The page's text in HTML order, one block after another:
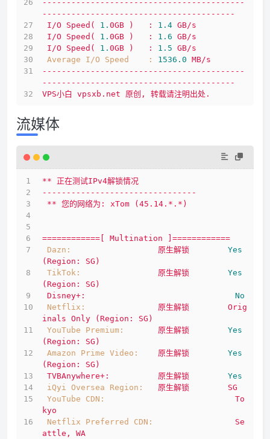
------------------------------------------
----------------------------------------
I/O
Speed( 1. 0GB ) : 1.4 GB/s
I/O
Speed( 1. 0GB ) : 1.6 GB/s
I/O
Speed( 1. 0GB ) : 1.5 GB/s
Average I/O Speed    :
1536.0 MB/s
------------------------------------------
----------------------------------------
VPS小白 vpsxb.net 原创, 转载请注明出处.
流媒体
**
正在测试IPv4解锁情况
--------------------------------
** 您的网络为: xTom (45.14.*.*)
============[ Multination
]============
Dazn:
原生解锁
Yes
(Region:
SG)
TikTok:
原生解锁
Yes
(Region:
SG)
Disney+:
No
Netflix:
原生解锁
Orig
inals Only (Region:
SG)
YouTube Premium:
原生解锁
Yes
(Region:
SG)
Amazon Prime Video:
原生解锁
Yes
(Region:
SG)
TVBAnywhere+:
原生解锁
Yes
iQyi Oversea Region:
原生解锁
SG
YouTube CDN:
To
kyo
Netflix Preferred CDN:
Se
attle,
WA